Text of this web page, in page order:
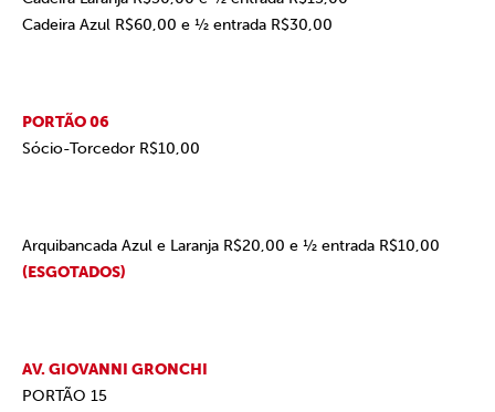
Cadeira Azul R$60,00 e ½ entrada R$30,00
PORTÃO 06
Sócio-Torcedor R$10,00
Arquibancada Azul e Laranja R$20,00 e ½ entrada R$10,00
(ESGOTADOS)
AV. GIOVANNI GRONCHI
PORTÃO 15